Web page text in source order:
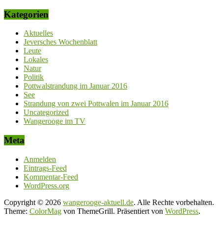
Kategorien
Aktuelles
Jeversches Wochenblatt
Leute
Lokales
Natur
Politik
Pottwalstrandung im Januar 2016
See
Strandung von zwei Pottwalen im Januar 2016
Uncategorized
Wangerooge im TV
Meta
Anmelden
Eintrags-Feed
Kommentar-Feed
WordPress.org
Copyright © 2026 wangerooge-aktuell.de. Alle Rechte vorbehalten.
Theme: ColorMag von ThemeGrill. Präsentiert von WordPress.